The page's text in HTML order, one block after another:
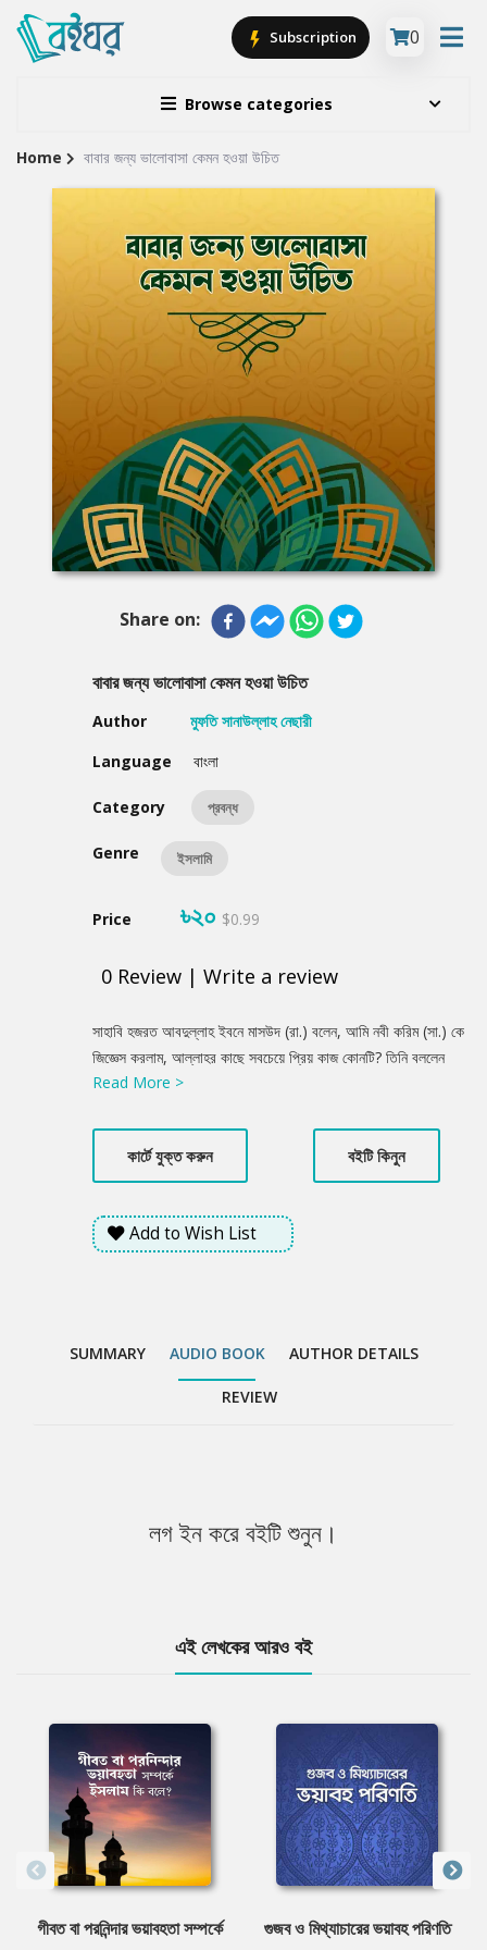
Browse categories
Subscription 0
Site
Home বাবার জন্য ভালোবাসা কেমন হওয়া উচিত
Share on:
বাবার জন্য ভালোবাসা কেমন হওয়া উচিত
Author
মুফতি সানাউল্লাহ নেছারী
Language
বাংলা
Category প্রবন্ধ
Genre ইসলামি
Price ৳২০ $0.99
0 Review | Write a review
Product
Summery
সাহাবি হজরত আবদুল্লাহ ইবনে মাসউদ (রা.) বলেন, আমি নবী করিম (সা.) কে
জিজ্ঞেস করলাম, আল্লাহর কাছে সবচেয়ে প্রিয় কাজ কোনটি? তিনি বললেন
সময়মতো নামাজ পড়া। আমি বললাম তারপর কোনটি? তিনি বললেন পিতা-মাতার
আল্লাহর পথে জিহাদ করা। -সহিহ বোখারি ও মুসলিম
Read More >
কার্টে যুক্ত করুন বইটি কিনুন
Add to Wish List
SUMMARY AUDIO BOOK AUTHOR DETAILS
REVIEW
লগ ইন করে বইটি শুনুন।
এই লেখকের আরও বই
গীবত বা পরনিন্দার ভয়াবহতা সম্পর্কে
গুজব ও মিথ্যাচারের ভয়াবহ পরিণতি